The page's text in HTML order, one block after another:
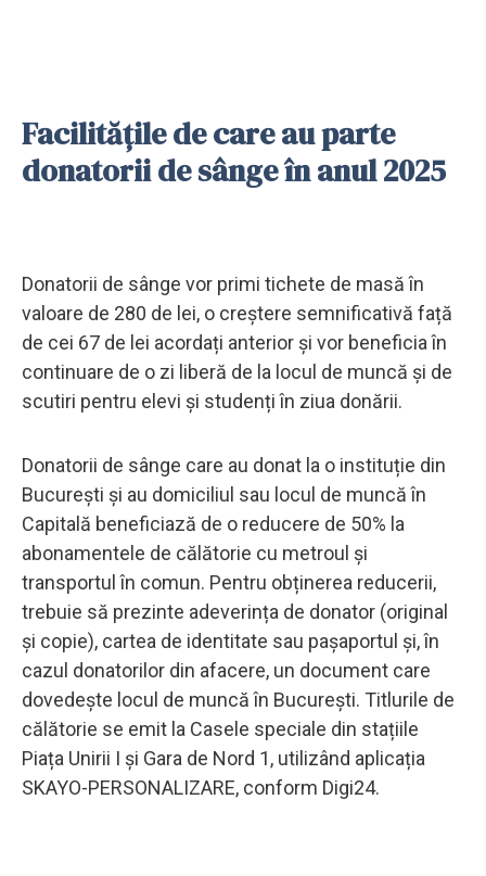
Facilitățile de care au parte
donatorii de sânge în anul 2025
Donatorii de sânge vor primi tichete de masă în
valoare de 280 de lei, o creștere semnificativă față
de cei 67 de lei acordați anterior și vor beneficia în
continuare de o zi liberă de la locul de muncă și de
scutiri pentru elevi și studenți în ziua donării.
Donatorii de sânge care au donat la o instituție din
București și au domiciliul sau locul de muncă în
Capitală beneficiază de o reducere de 50% la
abonamentele de călătorie cu metroul și
transportul în comun. Pentru obținerea reducerii,
trebuie să prezinte adeverința de donator (original
și copie), cartea de identitate sau pașaportul și, în
cazul donatorilor din afacere, un document care
dovedește locul de muncă în București. Titlurile de
călătorie se emit la Casele speciale din stațiile
Piața Unirii I și Gara de Nord 1, utilizând aplicația
SKAYO-PERSONALIZARE, conform Digi24.